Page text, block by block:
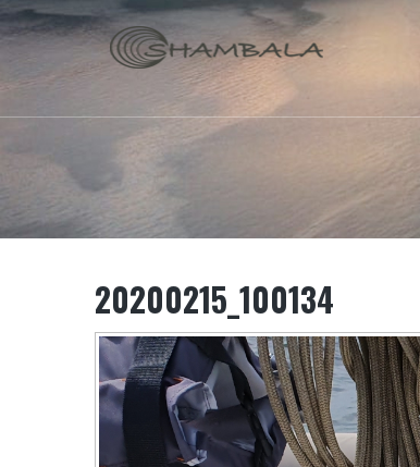
20200215_100134